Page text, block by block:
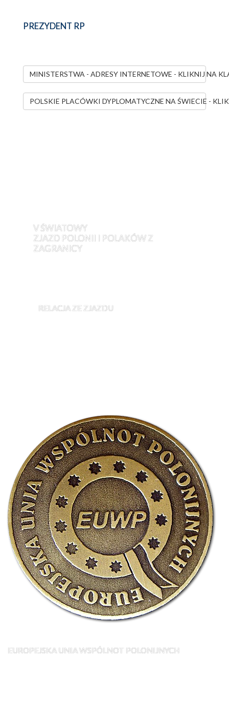
PREZYDENT RP
MINISTERSTWA - ADRESY INTERNETOWE - KLIKNIJ NA
POLSKIE PLACÓWKI DYPLOMATYCZNE NA ŚWIECIE -
V ŚWIATOWY
ZJAZD POLONII I POLAKÓW Z
ZAGRANICY
RELACJA ZE ZJAZDU
EUROPEJSKA UNIA WSPÓLNOT POLONIJNYCH